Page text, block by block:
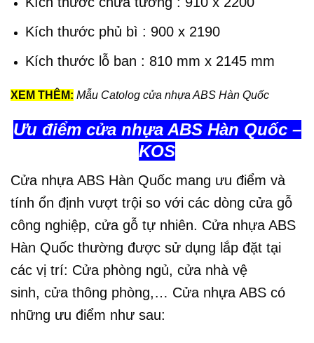
Kích thước phủ bì : 900 x 2190
Kích thước lỗ ban : 810 mm x 2145 mm
XEM THÊM: Mẫu Catolog cửa nhựa ABS Hàn Quốc
Ưu điểm cửa nhựa ABS Hàn Quốc –
KOS
Cửa nhựa ABS Hàn Quốc mang ưu điểm và
tính ổn định vượt trội so với các dòng cửa gỗ
công nghiệp, cửa gỗ tự nhiên. Cửa nhựa ABS
Hàn Quốc thường được sử dụng lắp đặt tại
các vị trí: Cửa phòng ngủ, cửa nhà vệ
sinh, cửa thông phòng,… Cửa nhựa ABS có
những ưu điểm như sau: